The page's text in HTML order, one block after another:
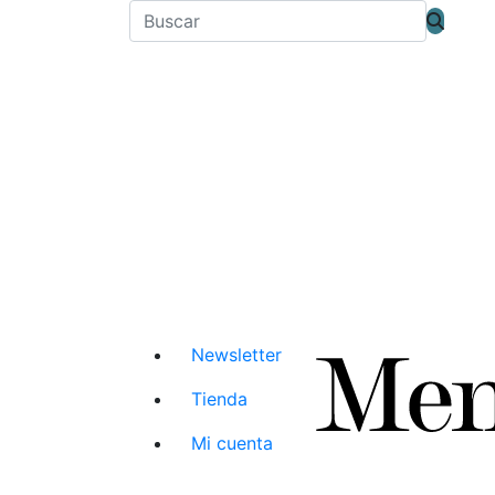
Newsletter
Tienda
Mi cuenta